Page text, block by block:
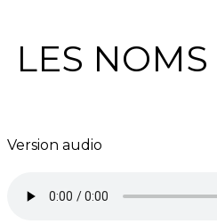
LES
Version audio